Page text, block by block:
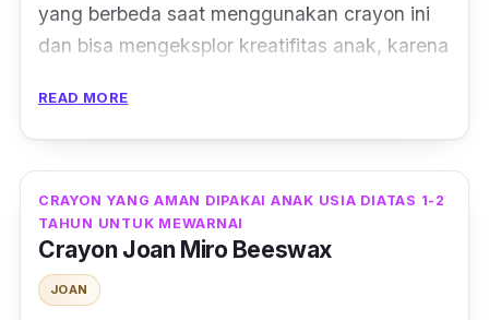
yang berbeda saat menggunakan crayon ini
dan bisa mengeksplor kreatifitas anak, karena
pulpen.
China dengan hasil warna yang cukup
pigmenteddan cerah. Mudah juga untuk
diaplikasikan karena memiliki ujung yang
kecil. Crayon
READ MORE
CRAYON YANG AMAN DIPAKAI ANAK USIA DIATAS 1-2
TAHUN UNTUK MEWARNAI
Crayon Joan Miro Beeswax
JOAN